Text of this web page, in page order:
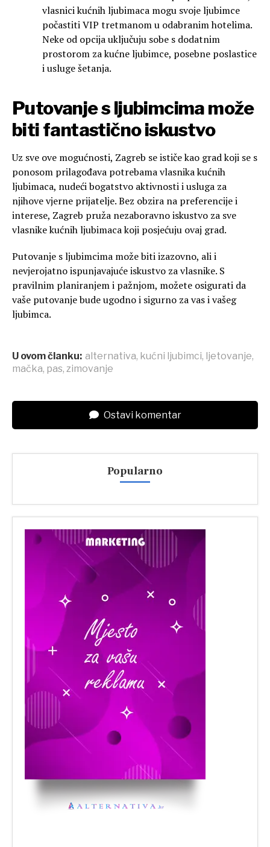
vlasnici kućnih ljubimaca mogu svoje ljubimce
počastiti VIP tretmanom u odabranim hotelima.
Neke od opcija uključuju sobe s dodatnim
prostorom za kućne ljubimce, posebne poslastice
i usluge šetanja.
Putovanje s ljubimcima može
biti fantastično iskustvo
Uz sve ove mogućnosti, Zagreb se ističe kao grad koji se s
ponosom prilagođava potrebama vlasnika kućnih
ljubimaca, nudeći bogatstvo aktivnosti i usluga za
njihove vjerne prijatelje. Bez obzira na preferencije i
interese, Zagreb pruža nezaboravno iskustvo za sve
vlasnike kućnih ljubimaca koji posjećuju ovaj grad.
Putovanje s ljubimcima može biti izazovno, ali i
nevjerojatno ispunjavajuće iskustvo za vlasnike. S
pravilnim planiranjem i pažnjom, možete osigurati da
vaše putovanje bude ugodno i sigurno za vas i vašeg
ljubimca.
U ovom članku: alternativa, kućni ljubimci, ljetovanje,
mačka, pas, zimovanje
Ostavi komentar
Popularno